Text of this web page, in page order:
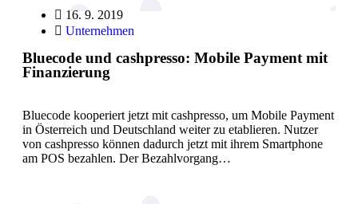
16. 9. 2019
Unternehmen
Bluecode und cashpresso: Mobile Payment mit
Finanzierung
Bluecode kooperiert jetzt mit cashpresso, um Mobile Payment
in Österreich und Deutschland weiter zu etablieren. Nutzer
von cashpresso können dadurch jetzt mit ihrem Smartphone
am POS bezahlen. Der Bezahlvorgang…